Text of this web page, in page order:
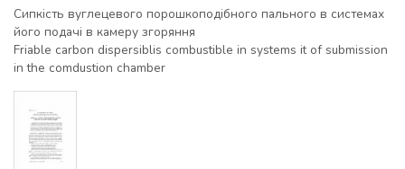
Сипкість вуглецевого порошкоподібного пального в системах
його подачі в камеру згоряння
Friable carbon dispersiblis combustible in systems it of submission
in the comdustion chamber